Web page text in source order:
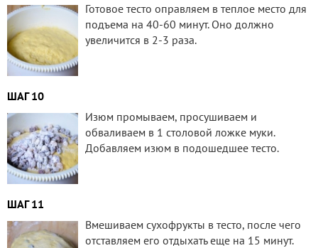
Готовое тесто оправляем в теплое место для
подъема на 40-60 минут. Оно должно
увеличится в 2-3 раза.
ШАГ 10
Изюм промываем, просушиваем и
обваливаем в 1 столовой ложке муки.
Добавляем изюм в подошедшее тесто.
ШАГ 11
Вмешиваем сухофрукты в тесто, после чего
отставляем его отдыхать еще на 15 минут.